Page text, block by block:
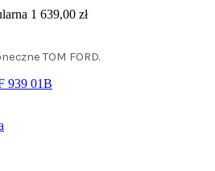
1 639,00 zł
TOM FORD.